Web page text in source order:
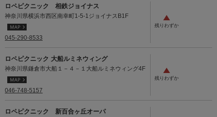
ロペピクニック 相鉄ジョイナス
神奈川県横浜市西区南幸町1-5-1ジョイナスB1F
045-290-8533
ロペピクニック 大船ルミネウィング
神奈川県鎌倉市大船１－４－１大船ルミネウィング4F
046-748-5157
ロペピクニック 新百合ヶ丘オーパ